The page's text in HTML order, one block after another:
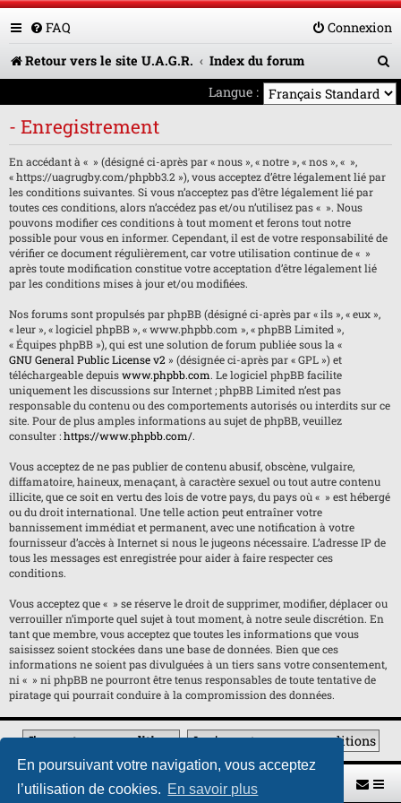
En poursuivant votre navigation, vous acceptez
l’utilisation de cookies. En savoir plus
FAQ
Connexion
Retour vers le site U.A.G.R.
Index du forum
e
h
Langue :
- Enregistrement
En accédant à « » (désigné ci-après par « nous », « notre », « nos », « »,
« https://uagrugby.com/phpbb3.2 »), vous acceptez d’être légalement lié par
les conditions suivantes. Si vous n’acceptez pas d’être légalement lié par
toutes ces conditions, alors n’accédez pas et/ou n’utilisez pas « ». Nous
pouvons modifier ces conditions à tout moment et ferons tout notre
possible pour vous en informer. Cependant, il est de votre responsabilité de
vérifier ce document régulièrement, car votre utilisation continue de « »
après toute modification constitue votre acceptation d’être légalement lié
par les conditions mises à jour et/ou modifiées.
Nos forums sont propulsés par phpBB (désigné ci-après par « ils », « eux »,
« leur », « logiciel phpBB », « www.phpbb.com », « phpBB Limited »,
« Équipes phpBB »), qui est une solution de forum publiée sous la «
GNU General Public License v2 » (désignée ci-après par « GPL ») et
téléchargeable depuiswww.phpbb.com. Le logiciel phpBB facilite
uniquement les discussions sur Internet ; phpBB Limited n’est pas
responsable du contenu ou des comportements autorisés ou interdits sur ce
site. Pour de plus amples informations au sujet de phpBB, veuillez
consulter :https://www.phpbb.com/.
Vous acceptez de ne pas publier de contenu abusif, obscène, vulgaire,
diffamatoire, haineux, menaçant, à caractère sexuel ou tout autre contenu
illicite, que ce soit en vertu des lois de votre pays, du pays où « » est hébergé
ou du droit international. Une telle action peut entraîner votre
bannissement immédiat et permanent, avec une notification à votre
fournisseur d’accès à Internet si nous le jugeons nécessaire. L’adresse IP de
tous les messages est enregistrée pour aider à faire respecter ces
conditions.
Vous acceptez que « » se réserve le droit de supprimer, modifier, déplacer ou
verrouiller n’importe quel sujet à tout moment, à notre seule discrétion. En
tant que membre, vous acceptez que toutes les informations que vous
saisissez soient stockées dans une base de données. Bien que ces
informations ne soient pas divulguées à un tiers sans votre consentement,
ni « » ni phpBB ne pourront être tenus responsables de toute tentative de
piratage qui pourrait conduire à la compromission des données.
Retour vers le site U.A.G.R. Index du forum